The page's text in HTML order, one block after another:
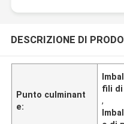
DESCRIZIONE DI
Punto culminant
e:
fili di
,